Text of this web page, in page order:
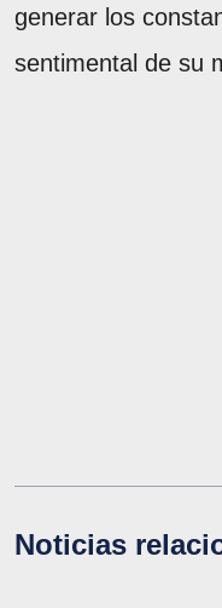
generar los
sentimental de su
Noticias